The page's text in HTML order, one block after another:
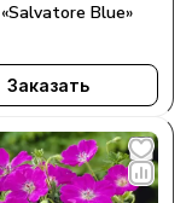
Blue»
Заказать